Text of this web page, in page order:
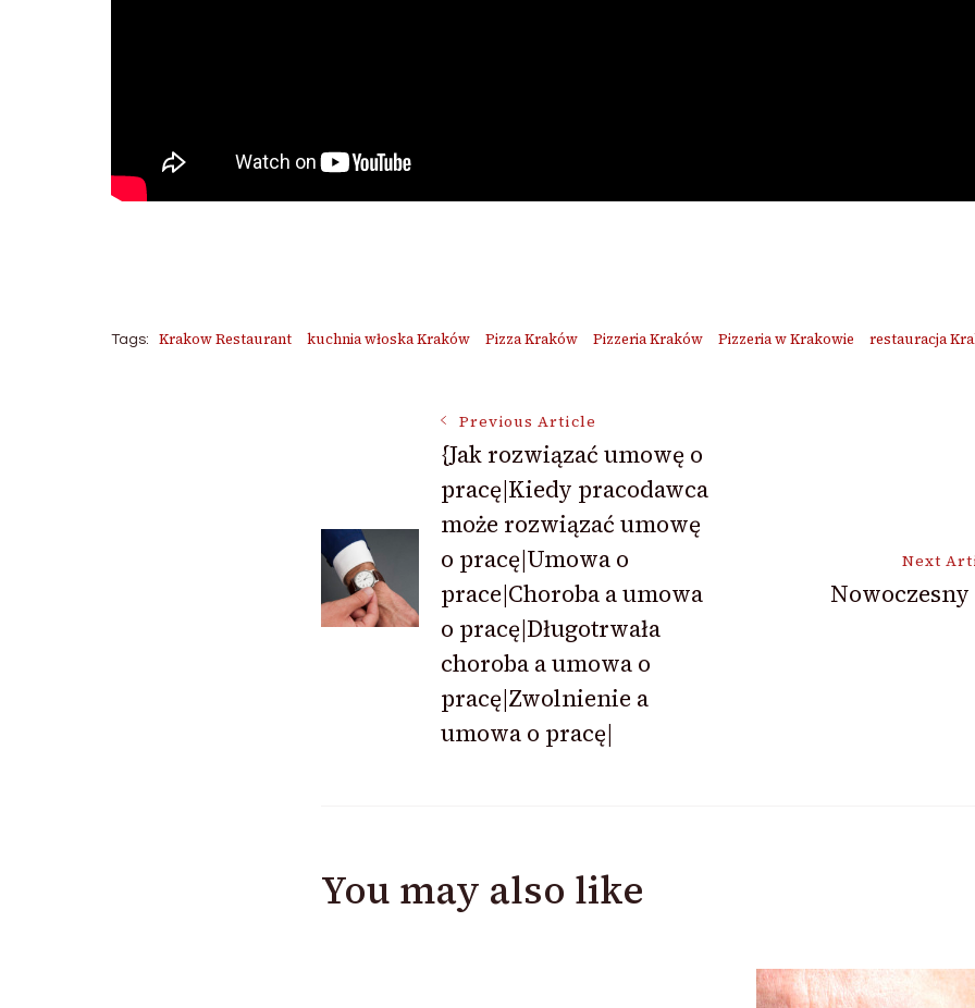
Tags: Krakow Restaurant kuchnia włoska Kraków Pizza Kraków Pizzeria Kraków Pizzeria w Krakowie restauracja
Navigation
Previous Article
{Jak rozwiązać umowę o
pracę|Kiedy pracodawca
może rozwiązać umowę
o pracę|Umowa o
prace|Choroba a umowa
o pracę|Długotrwała
choroba a umowa o
pracę|Zwolnienie a
umowa o pracę|
Next
You may also like